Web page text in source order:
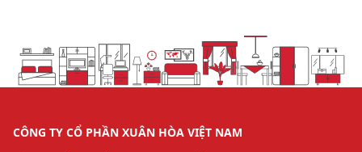
CÔNG TY CỔ PHẦN XUÂN HÒA VIỆT NAM